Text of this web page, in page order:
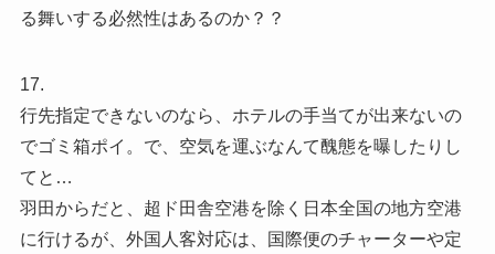
る舞いする必然性はあるのか？？
17.
行先指定できないのなら、ホテルの手当てが出来ないの
でゴミ箱ポイ。で、空気を運ぶなんて醜態を曝したりし
てと…
羽田からだと、超ド田舎空港を除く日本全国の地方空港
に行けるが、外国人客対応は、国際便のチャーターや定